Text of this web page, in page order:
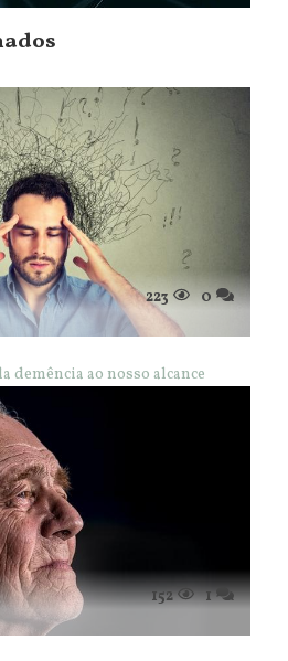
223 0
demência ao nosso alcance
152 1